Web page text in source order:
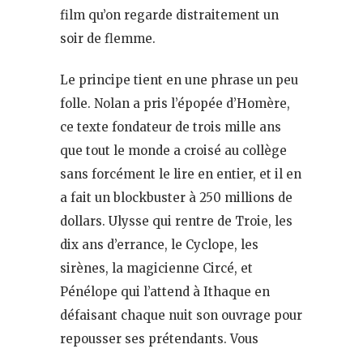
film qu’on regarde distraitement un
soir de flemme.
Le principe tient en une phrase un peu
folle. Nolan a pris l’épopée d’Homère,
ce texte fondateur de trois mille ans
que tout le monde a croisé au collège
sans forcément le lire en entier, et il en
a fait un blockbuster à 250 millions de
dollars. Ulysse qui rentre de Troie, les
dix ans d’errance, le Cyclope, les
sirènes, la magicienne Circé, et
Pénélope qui l’attend à Ithaque en
défaisant chaque nuit son ouvrage pour
repousser ses prétendants. Vous